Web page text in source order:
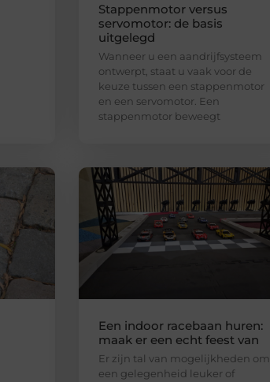
Stappenmotor versus
servomotor: de basis
uitgelegd
Wanneer u een aandrijfsysteem
ontwerpt, staat u vaak voor de
keuze tussen een stappenmotor
en een servomotor. Een
stappenmotor beweegt
Een indoor racebaan huren:
maak er een echt feest van
Er zijn tal van mogelijkheden om
een gelegenheid leuker of